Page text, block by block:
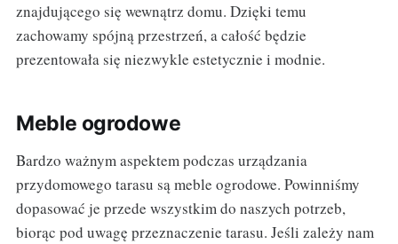
znajdującego się wewnątrz domu. Dzięki temu
zachowamy spójną przestrzeń, a całość będzie
prezentowała się niezwykle estetycznie i modnie.
Meble ogrodowe
Bardzo ważnym aspektem podczas urządzania
przydomowego tarasu są meble ogrodowe. Powinniśmy
dopasować je przede wszystkim do naszych potrzeb,
biorąc pod uwagę przeznaczenie tarasu. Jeśli zależy nam